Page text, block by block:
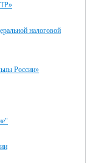
налоговой
России»